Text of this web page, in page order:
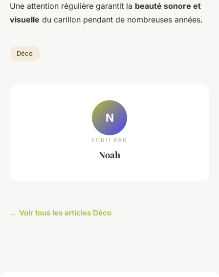
Une attention régulière garantit la beauté sonore et
visuelle du carillon pendant de nombreuses années.
Déco
N
ECRIT PAR
Noah
← Voir tous les articles Déco